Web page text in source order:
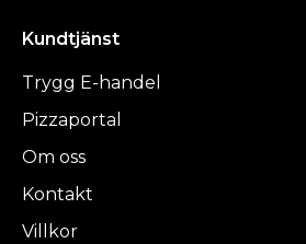
Kundtjänst
Trygg E-handel
Pizzaportal
Om oss
Kontakt
Villkor